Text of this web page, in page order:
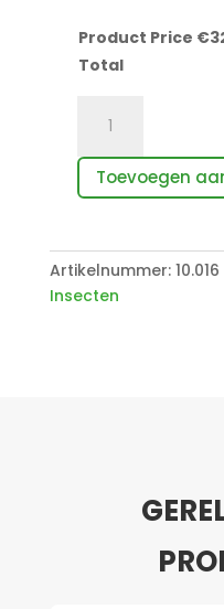
Product Price €
Total
rutulus
vlinder
aantal
Toevoegen
Artikelnummer: 10.016
Insecten